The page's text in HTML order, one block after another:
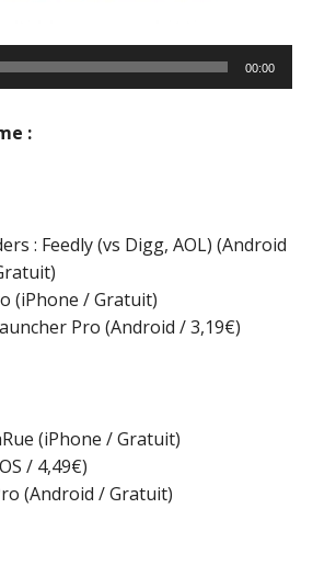
00:00
:
: Feedly (vs Digg, AOL) (Android
(iPhone / Gratuit)
Pro (Android / 3,19€)
(iPhone / Gratuit)
/ 4,49€)
(Android / Gratuit)